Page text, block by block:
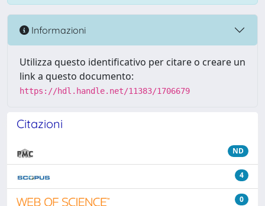
Informazioni
Utilizza questo identificativo per citare o creare un
link a questo documento:
https://hdl.handle.net/11383/1706679
Citazioni
ND
4
0